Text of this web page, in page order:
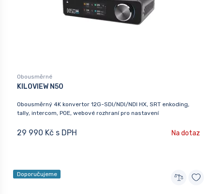
Obousměrné
KILOVIEW N50
Obousměrný 4K konvertor 12G-SDI/NDI/NDI HX, SRT enkoding,
tally, intercom, POE, webové rozhraní pro nastavení
29 990 Kč s DPH Na dotaz
Doporučujeme